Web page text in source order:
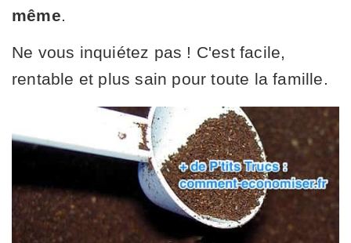
même
Ne vous inquiétez pas ! C'est facile,
rentable et plus sain pour toute la famille.